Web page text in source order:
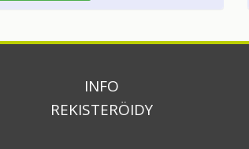
INFO
REKISTERÖIDY